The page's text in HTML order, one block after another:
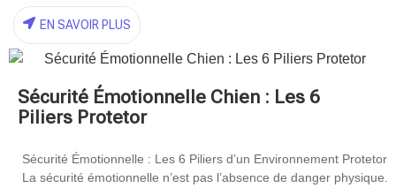
EN SAVOIR PLUS
Sécurité Émotionnelle Chien : Les 6
Piliers Protetor
Sécurité Émotionnelle : Les 6 Piliers d’un Environnement Protetor
La sécurité émotionnelle n’est pas l’absence de danger physique.